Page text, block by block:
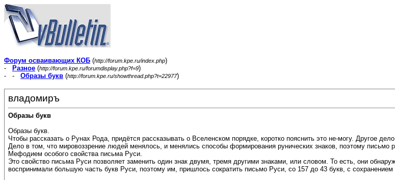
Форум осваивающих КОБ (http://forum.kpe.ru/index.php)
-
Разное (http://forum.kpe.ru/forumdisplay.php?f=9)
- - Образы букв (http://forum.kpe.ru/showthread.php?t=22977)
владомиръ
Образы букв
Образы букв.
Чтобы рассказать о Рунах Рода, придётся рассказывать о Вселенском порядке, коротко пояснить это не-могу. Другое
Дело в том, что мировоззрение людей менялось, и менялись способы формирования рунических знаков, поэтому
Мефодием особого свойства письма Руси.
Это свойство письма Руси позволяет заменить один знак двумя, тремя другими знаками, или словом. То есть, они
воспринимали большую часть букв Руси, поэтому им, пришлось сократить письмо Руси, со 157 до 43 букв, с